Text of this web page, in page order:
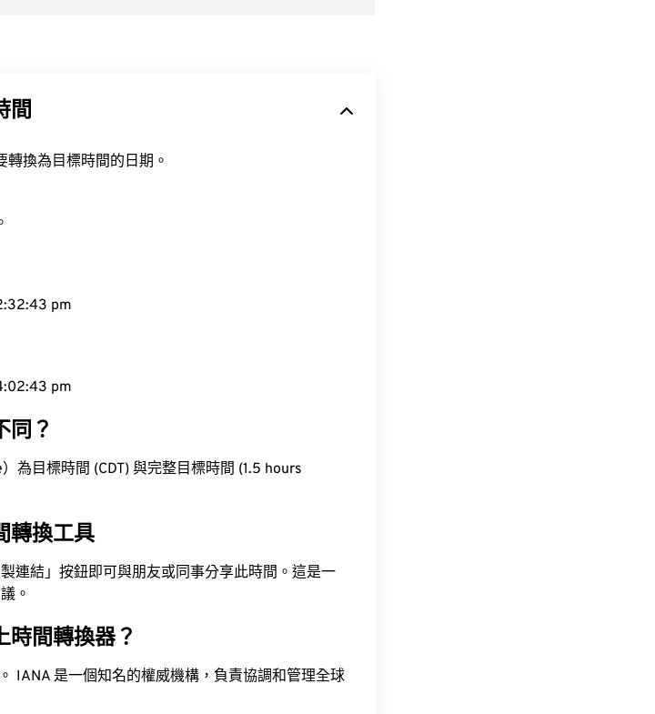
間
換為目標時間的日期。
pm
pm
同？
為目標時間 (CDT) 與完整目標時間 (1.5 hours
轉換工具
連結」按鈕即可與朋友或同事分享此時間。這是一
。
時間轉換器？
IANA 是一個知名的權威機構，負責協調和管理全球